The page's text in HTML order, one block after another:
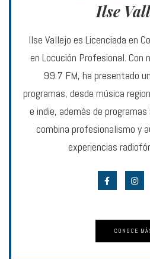
Ilse
Ilse Vallejo es Licenciada en
en Locución Profesional. Con
99.7 FM, ha presentado
programas, desde música
e indie, además de
combina profesionalismo y
experiencias
CONOCE